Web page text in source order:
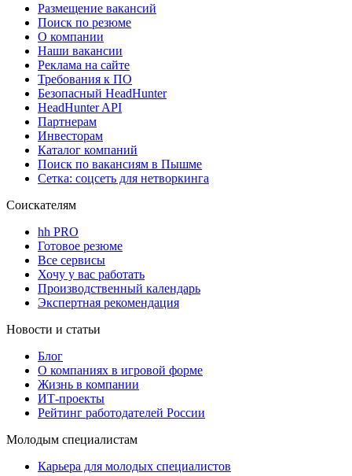
Размещение вакансий
Поиск по резюме
О компании
Наши вакансии
Реклама на сайте
Требования к ПО
Безопасный HeadHunter
HeadHunter API
Партнерам
Инвесторам
Каталог компаний
Поиск по вакансиям в Пышме
Сетка: соцсеть для нетворкинга
Соискателям
hh PRO
Готовое резюме
Все сервисы
Хочу у вас работать
Производственный календарь
Экспертная рекомендация
Новости и статьи
Блог
О компаниях в игровой форме
Жизнь в компании
ИТ-проекты
Рейтинг работодателей России
Молодым специалистам
Карьера для молодых специалистов